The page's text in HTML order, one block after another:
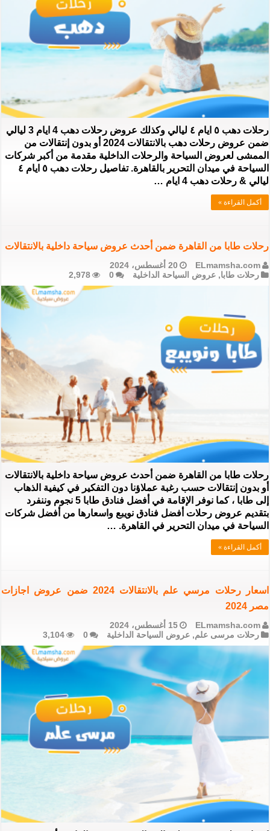
رحلات دهب ٥ ايام ٤ ليالي وكذلك عروض رحلات دهب 4 ايام 3 ليالي
ضمن عروض رحلات دهب بالانتقالات 2024 أو بدون إنتقالات من
الممشى لعروض السياحة والرحلات الداخلية مقدمة من أكبر شركات
السياحة في ميدان التحرير بالقاهرة. تفاصيل رحلات دهب ٥ ايام ٤
ليالي & رحلات دهب 4 ايام …
أكمل القراءة »
رحلات طابا من القاهرة ضمن أحدث عروض سياحة داخلية بالانتقالات
ELmamsha.com
20 أغسطس، 2024
رحلات طابا,عروض السياحة الداخلية 0
2,978
رحلات طابا من القاهرة ضمن أحدث عروض سياحة داخلية بالانتقالات
أو بدون إنتقالات حسب رغبة عملاؤنا دون التفكير في كيفية الذهاب
إلى طابا ، كما نوفر الإقامة في أفضل فنادق طابا 5 نجوم وننفرد
بتقديم عروض رحلات أفضل فنادق نويبع واسعارها من أفضل شركات
السياحة في ميدان التحرير في القاهرة. …
أكمل القراءة »
اسعار رحلات مرسي علم بالانتقالات 2024 ضمن عروض اجازات
مصر 2024
ELmamsha.com
15 أغسطس، 2024
رحلات مرسى علم ,عروض السياحة الداخلية 0
3,104